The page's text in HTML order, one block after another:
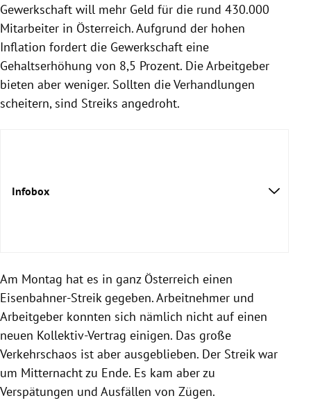
Untermenü
Gewerkschaft will mehr Geld für die rund 430.000
Mitarbeiter in Österreich. Aufgrund der hohen
Inflation fordert die Gewerkschaft eine
Gehaltserhöhung von 8,5 Prozent. Die Arbeitgeber
bieten aber weniger. Sollten die Verhandlungen
scheitern, sind Streiks angedroht.
Infobox
Am Montag hat es in ganz Österreich einen
Eisenbahner-Streik gegeben. Arbeitnehmer und
Arbeitgeber konnten sich nämlich nicht auf einen
neuen Kollektiv-Vertrag einigen. Das große
Verkehrschaos ist aber ausgeblieben. Der Streik war
um Mitternacht zu Ende. Es kam aber zu
Verspätungen und Ausfällen von Zügen.